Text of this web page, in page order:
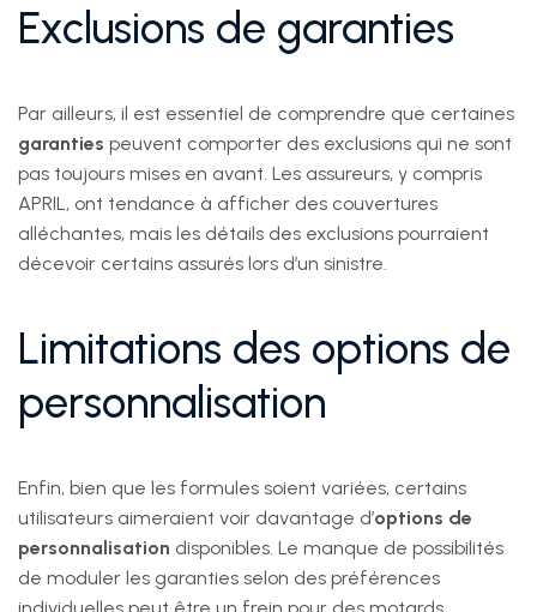
Exclusions de garanties
Par ailleurs, il est essentiel de comprendre que certaines
garanties peuvent comporter des exclusions qui ne sont
pas toujours mises en avant. Les assureurs, y compris
APRIL, ont tendance à afficher des couvertures
alléchantes, mais les détails des exclusions pourraient
décevoir certains assurés lors d’un sinistre.
Limitations des options de
personnalisation
Enfin, bien que les formules soient variées, certains
utilisateurs aimeraient voir davantage d’options de
personnalisation disponibles. Le manque de possibilités
de moduler les garanties selon des préférences